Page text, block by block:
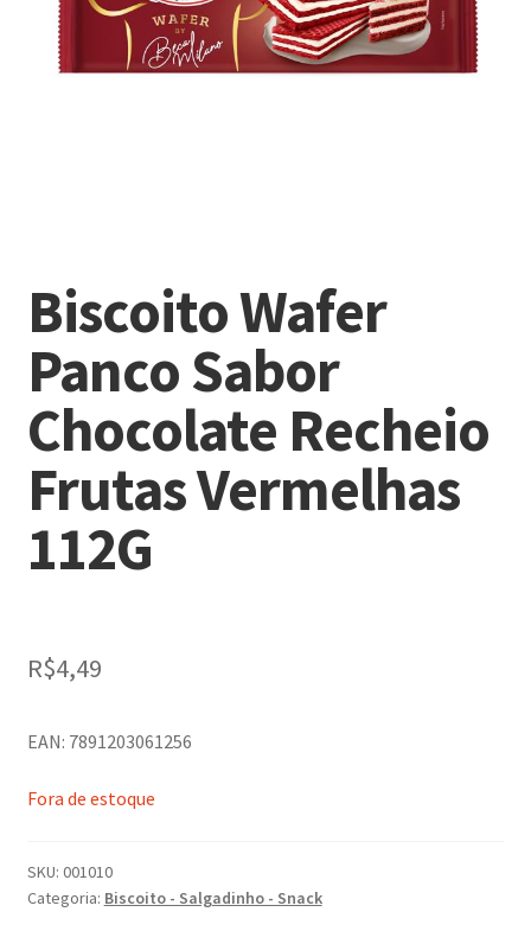
Biscoito Wafer
Panco Sabor
Chocolate Recheio
Frutas Vermelhas
112G
R$4,49
EAN: 7891203061256
Fora de estoque
SKU: 001010
Categoria: Biscoito - Salgadinho - Snack